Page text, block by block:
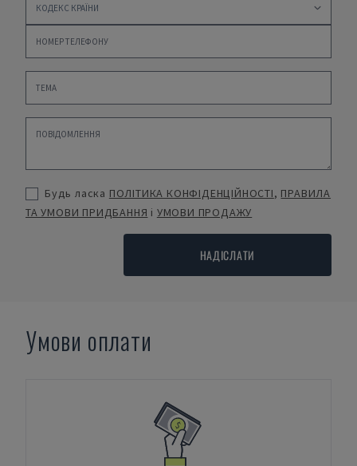
Будь ласка ПОЛІТИКА КОНФІДЕНЦІЙНОСТІ, ПРАВИЛА
ТА УМОВИ ПРИДБАННЯ і УМОВИ ПРОДАЖУ
НАДІСЛАТИ
Умови оплати